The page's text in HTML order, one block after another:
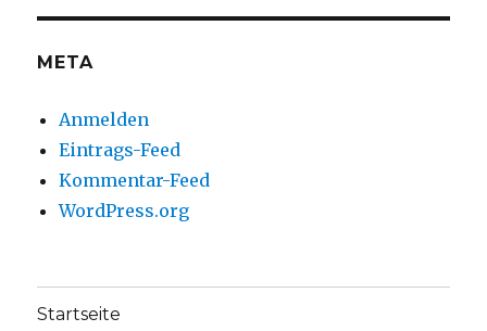
anzeigenanzeigen
META
Anmelden
Eintrags-Feed
Kommentar-Feed
WordPress.org
Startseite